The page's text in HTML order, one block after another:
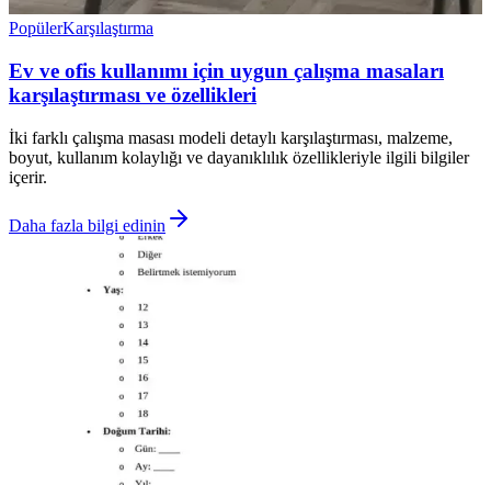
PopülerKarşılaştırma
Ev ve ofis kullanımı için uygun çalışma masaları
karşılaştırması ve özellikleri
İki farklı çalışma masası modeli detaylı karşılaştırması, malzeme,
boyut, kullanım kolaylığı ve dayanıklılık özellikleriyle ilgili bilgiler
içerir.
Daha fazla bilgi edinin